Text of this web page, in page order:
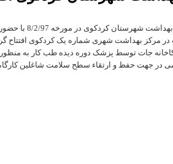
مرکز طب
در مرکز بهداشت شهری شماره یک کردکوی افتتاح
کاخانه جات توسط پزشک دوره دیده طب کار به
در جهت حفظ و ارتقاء سطح سلامت شاغلین